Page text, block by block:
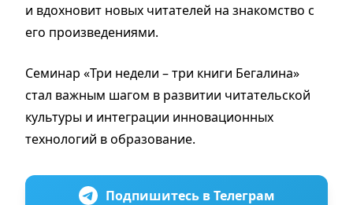
и вдохновит новых читателей на знакомство с
его произведениями.
Семинар «Три недели – три книги Бегалина»
стал важным шагом в развитии читательской
культуры и интеграции инновационных
технологий в образование.
Подпишитесь в Телеграм